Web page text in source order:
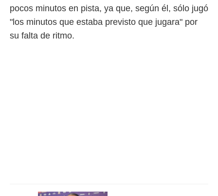
publicidad
pocos minutos en pista, ya que, según él, sólo jugó
"los minutos que estaba previsto que jugara" por
su falta de ritmo.